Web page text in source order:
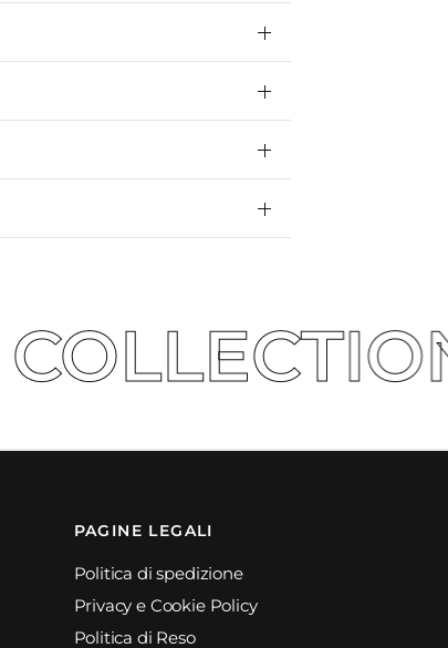
S.S -
PAGINE LEGALI
Politica di spedizione
Privacy e Cookie Policy
Politica di Reso